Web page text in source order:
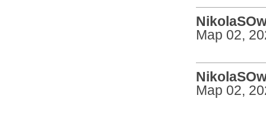
Мар 02,
Мар 02,